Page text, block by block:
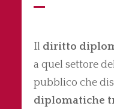
Il diritto
a quel settore
pubblico che
diplomatiche